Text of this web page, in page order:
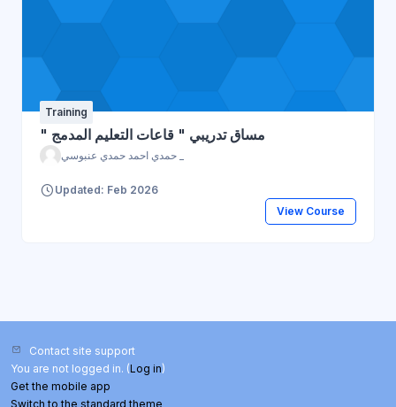
Training
" مساق تدريبي " قاعات التعليم المدمج
Updated: Feb 2026
View Course
Contact site support
You are not logged in. (Log in)
Get the mobile app
Switch to the standard theme